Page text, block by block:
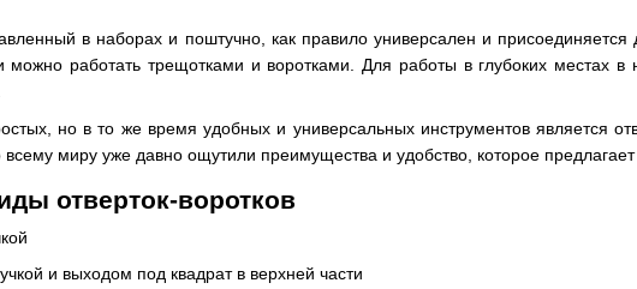
в наборах и поштучно, как правило универсален и
можно работать трещотками и воротками. Для работы в глубоких местах
но в то же время удобных и универсальных инструментов является
миру уже давно ощутили преимущества и удобство, которое предлагает
отверток-воротков
и выходом под квадрат в верхней части